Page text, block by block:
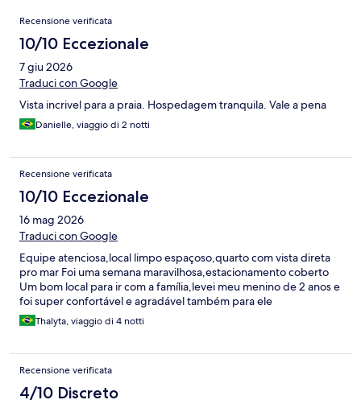
Recensioni
Recensione verificata
10/10 Eccezionale
7 giu 2026
Traduci con Google
Vista incrivel para a praia. Hospedagem tranquila. Vale a pena
Danielle, viaggio di 2 notti
Recensione verificata
10/10 Eccezionale
16 mag 2026
Traduci con Google
Equipe atenciosa,local limpo espaçoso,quarto com vista direta
pro mar Foi uma semana maravilhosa,estacionamento coberto
Um bom local para ir com a família,levei meu menino de 2 anos e
foi super confortável e agradável também para ele
Thalyta, viaggio di 4 notti
Recensione verificata
4/10 Discreto